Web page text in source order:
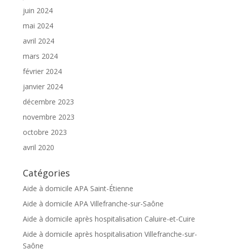
juin 2024
mai 2024
avril 2024
mars 2024
février 2024
janvier 2024
décembre 2023
novembre 2023
octobre 2023
avril 2020
Catégories
Aide à domicile APA Saint-Étienne
Aide à domicile APA Villefranche-sur-Saône
Aide à domicile après hospitalisation Caluire-et-Cuire
Aide à domicile après hospitalisation Villefranche-sur-
Saône